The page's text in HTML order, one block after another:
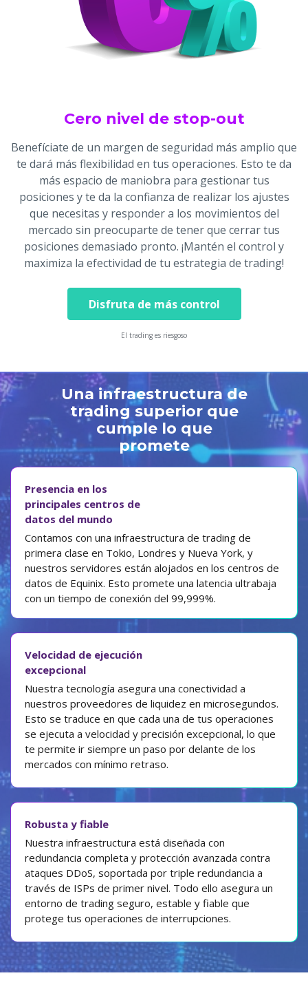
Cero nivel de stop-out
Benefíciate de un margen de seguridad más amplio que
te dará más flexibilidad en tus operaciones. Esto te da
más espacio de maniobra para gestionar tus
posiciones y te da la confianza de realizar los ajustes
que necesitas y responder a los movimientos del
mercado sin preocuparte de tener que cerrar tus
posiciones demasiado pronto. ¡Mantén el control y
maximiza la efectividad de tu estrategia de trading!
Disfruta de más control
El trading es riesgoso
Una infraestructura de
trading superior que
cumple lo que
promete
Presencia en los
principales centros de
datos del mundo
Contamos con una infraestructura de trading de
primera clase en Tokio, Londres y Nueva York, y
nuestros servidores están alojados en los centros de
datos de Equinix. Esto promete una latencia ultrabaja
con un tiempo de conexión del 99,999%.
Velocidad de ejecución
excepcional
Nuestra tecnología asegura una conectividad a
nuestros proveedores de liquidez en microsegundos.
Esto se traduce en que cada una de tus operaciones
se ejecuta a velocidad y precisión excepcional, lo que
te permite ir siempre un paso por delante de los
mercados con mínimo retraso.
Robusta y fiable
Nuestra infraestructura está diseñada con
redundancia completa y protección avanzada contra
ataques DDoS, soportada por triple redundancia a
través de ISPs de primer nivel. Todo ello asegura un
entorno de trading seguro, estable y fiable que
protege tus operaciones de interrupciones.